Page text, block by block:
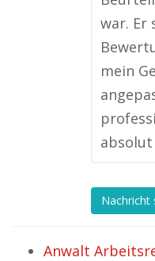
war. Er
mein
absolut
Nachricht
Anwalt